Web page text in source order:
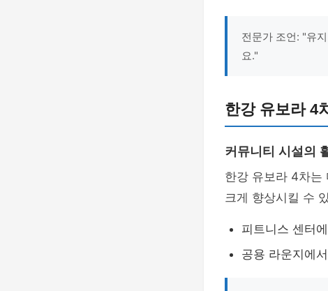
전문가 조언: "유
요."
한강 유보라 4
커뮤니티 시설의
한강 유보라 4차는
크게 향상시킬 수
피트니스 센터
공용 라운지에서